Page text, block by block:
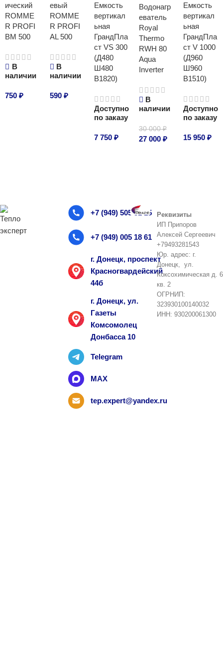
ический
ROMME
R PROFI
BM 500
В
наличии
750 ₽
евый
ROMME
R PROFI
AL 500
В
наличии
590 ₽
Емкость
вертикал
ьная
ГрандПла
ст VS 300
(Д480
Ш480
В1820)
Доступно
по заказу
7 750₽
Водонагр
еватель
Royal
Thermo
RWH 80
Aqua
Inverter
В
наличии
30 000₽
27 000 ₽
Емкость
вертикал
ьная
ГрандПла
ст V 1000
(Д960
Ш960
В1510)
Доступно
по заказу
15 950₽
+7 (949) 505 51 15
+7 (949) 005 18 61
г. Донецк, проспект
Красногвардейский
44б
г. Донецк, ул.
Газеты
Комсомолец
Донбасса 10
Telegram
MAX
tep.expert@yandex.ru
Реквизиты
ИП Припоров
Алексей Сергеевич
+79493281543
Юр. адрес: г.
Донецк, ул.
Коксохимическая д. 6
кв. 2
ОГРНИП:
323930100140032
ИНН: 930200061300